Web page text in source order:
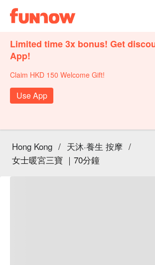
Limited time 3x bonus! Get
App!
Claim HKD 150 Welcome Gift!
Use App
Hong Kong / 天沐·養生 按摩 /
女士暖宮三寶 ｜70分鐘